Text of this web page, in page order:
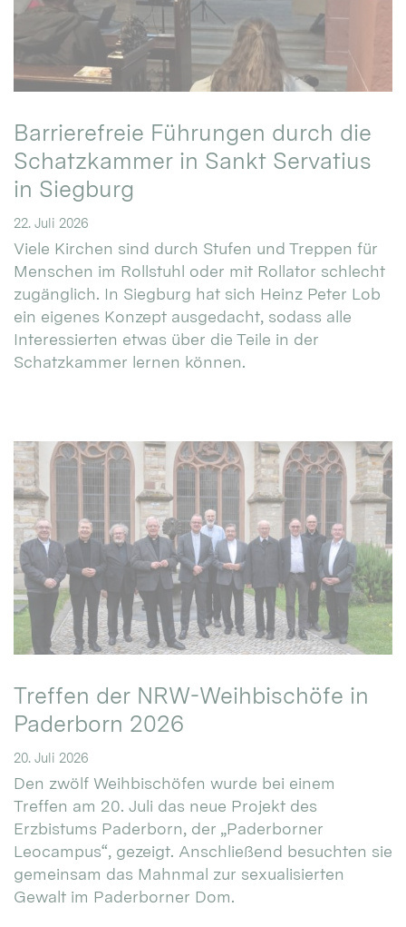
Barrierefreie Führungen durch die
Schatzkammer in Sankt Servatius
in Siegburg
22. Juli 2026
Viele Kirchen sind durch Stufen und Treppen für
Menschen im Rollstuhl oder mit Rollator schlecht
zugänglich. In Siegburg hat sich Heinz Peter Lob
ein eigenes Konzept ausgedacht, sodass alle
Interessierten etwas über die Teile in der
Schatzkammer lernen können.
Treffen der NRW-Weihbischöfe in
Paderborn 2026
20. Juli 2026
Den zwölf Weihbischöfen wurde bei einem
Treffen am 20. Juli das neue Projekt des
Erzbistums Paderborn, der „Paderborner
Leocampus“, gezeigt. Anschließend besuchten sie
gemeinsam das Mahnmal zur sexualisierten
Gewalt im Paderborner Dom.